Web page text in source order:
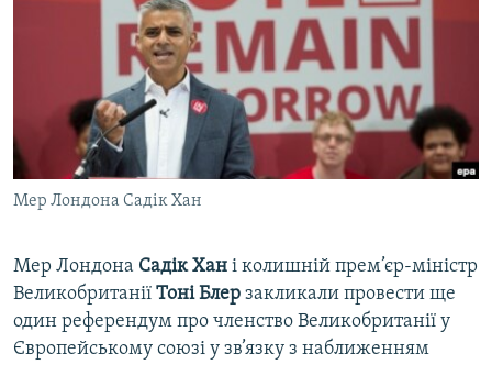
СПЕЦПРОЕКТИ
ВІДЕОУРОКИ «ELIFBE»
СВІДЧЕННЯ ОКУПАЦІЇ
УКРАЇНСЬКА ПРОБЛЕМА КРИМУ
ІНФОГРАФІКА
ЯК ОБІЙТИ БЛОКУВАННЯ
Русский
Qırımtatar
ДОЛУЧАЙСЯ!
Усі сайти RFE/RL
Мер Лондона Садік Хан
Мер Лондона Садік Хан і колишній прем’єр-міністр
Великобританії Тоні Блер закликали провести ще
один референдум про членство Великобританії у
Європейському союзі у зв’язку з наближенням